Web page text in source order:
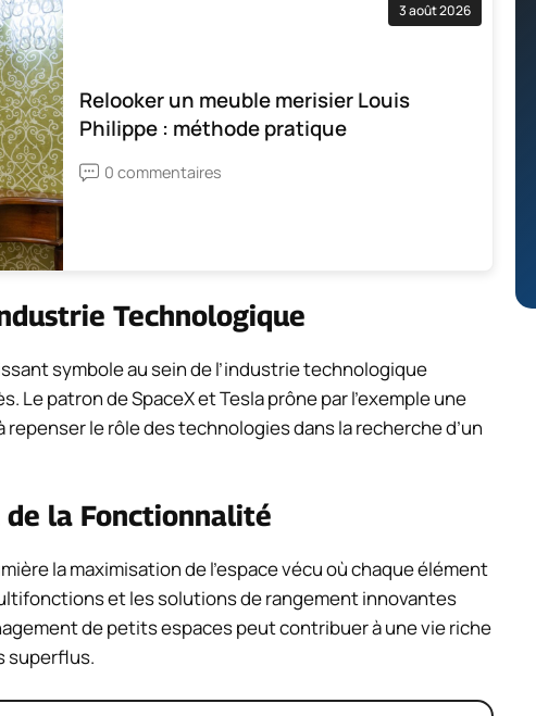
3 août 2026
Relooker un meuble merisier Louis
Philippe : méthode pratique
0 commentaires
Technologique
symbole au sein de l’industrie technologique
Le patron de SpaceX et Tesla prône par l’exemple une
le rôle des technologies dans la recherche d’un
de la Fonctionnalité
la maximisation de l’espace vécu où chaque élément
et les solutions de rangement innovantes
de petits espaces peut contribuer à une vie riche
superflus.